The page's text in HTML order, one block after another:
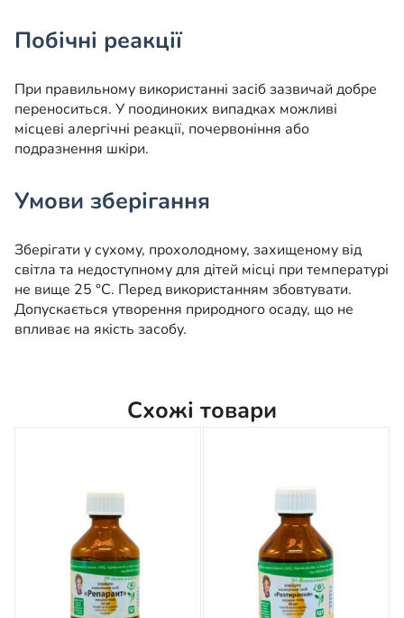
Побічні реакції
При правильному використанні засіб зазвичай добре
переноситься. У поодиноких випадках можливі
місцеві алергічні реакції, почервоніння або
подразнення шкіри.
Умови зберігання
Зберігати у сухому, прохолодному, захищеному від
світла та недоступному для дітей місці при температурі
не вище 25 °C. Перед використанням збовтувати.
Допускається утворення природного осаду, що не
впливає на якість засобу.
Схожі товари